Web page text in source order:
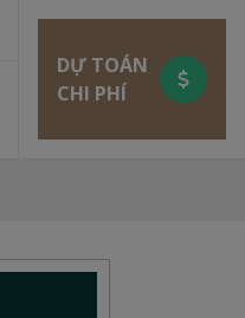
DỰ TOÁN
CHI PHÍ